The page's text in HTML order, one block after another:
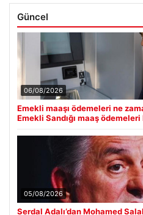
Güncel
06/08/2026
Emekli maaşı ödemeleri ne
Emekli Sandığı maaş ödemeleri
05/08/2026
Serdal Adalı’dan Mohamed